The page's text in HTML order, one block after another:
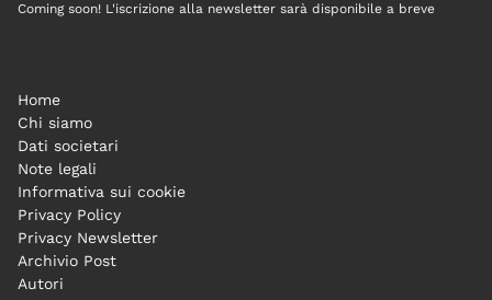
Coming soon! L'iscrizione alla newsletter sarà disponibile a breve
Home
Chi siamo
Dati societari
Note legali
Informativa sui cookie
Privacy Policy
Privacy Newsletter
Archivio Post
Autori